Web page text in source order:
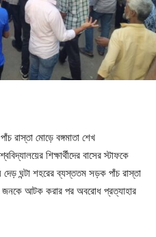
রাস্তা মোড়ে বঙ্গমাতা শেখ
শিক্ষার্থীদের বাসের স্টাফকে
দেড় ঘন্টা শহরের ব্যস্ততম সড়ক পাঁচ রাস্তা
জনকে আটক করার পর অবরোধ প্রত্যাহার